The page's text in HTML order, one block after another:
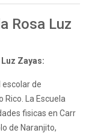
Rosa Luz
Zayas:
escolar de
Rico. La Escuela
fisicas en Carr
de Naranjito,